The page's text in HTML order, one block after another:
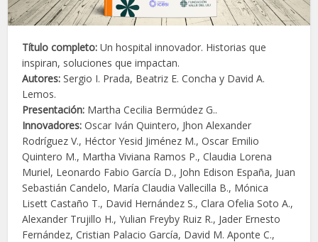
Título completo: Un hospital innovador. Historias que
inspiran, soluciones que impactan.
Autores: Sergio I. Prada, Beatriz E. Concha y David A.
Lemos.
Presentación: Martha Cecilia Bermúdez G..
Innovadores: Oscar Iván Quintero, Jhon Alexander
Rodríguez V., Héctor Yesid Jiménez M., Oscar Emilio
Quintero M., Martha Viviana Ramos P., Claudia Lorena
Muriel, Leonardo Fabio García D., John Edison España, Juan
Sebastián Candelo, María Claudia Vallecilla B., Mónica
Lisett Castaño T., David Hernández S., Clara Ofelia Soto A.,
Alexander Trujillo H., Yulian Freyby Ruiz R., Jader Ernesto
Fernández, Cristian Palacio García, David M. Aponte C.,